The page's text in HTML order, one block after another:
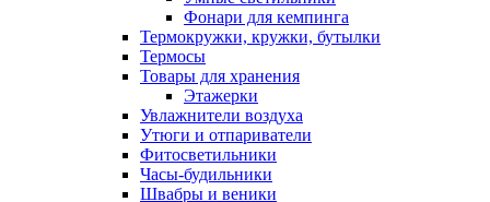
Фонари для кемпинга
Термокружки, кружки, бутылки
Термосы
Товары для хранения
Этажерки
Увлажнители воздуха
Утюги и отпариватели
Фитосветильники
Часы-будильники
Швабры и веники